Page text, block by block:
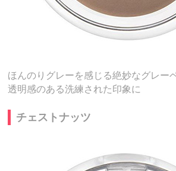
ほんのりグレーを感じる絶妙なグレー
透明感のある洗練された印象に
チェストナッツ